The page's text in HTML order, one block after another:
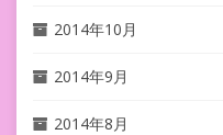
2014年10月
2014年9月
2014年8月